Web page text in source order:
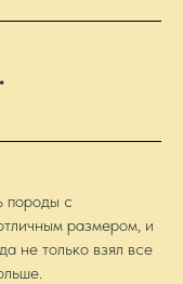
породы с
размером, и
не только взял все